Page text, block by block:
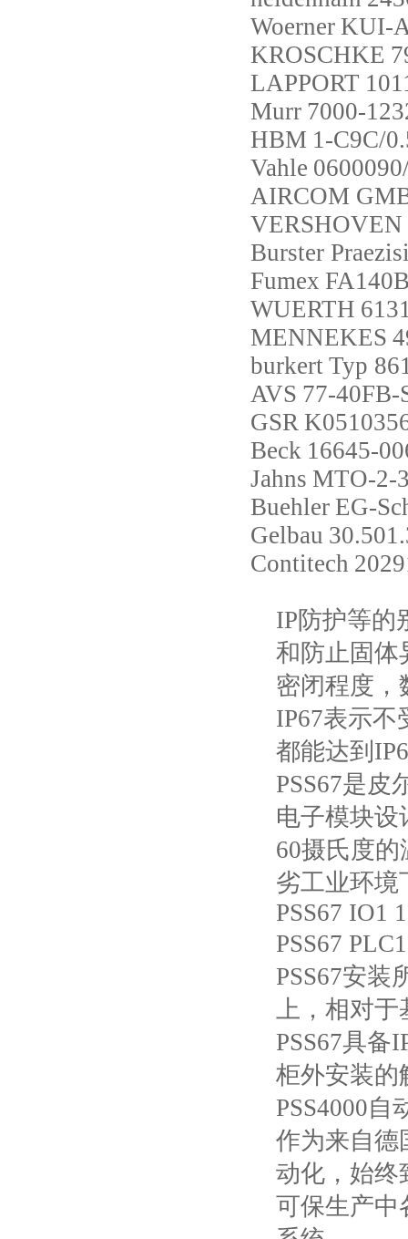
Woerner KUI-
KROSCHKE
LAPPORT
Murr 7000-
HBM 1-C9C/
Vahle
AIRCOM
VERSHOVEN
Burster
Fumex
WUERTH
MENNEKES
burkert Typ
AVS 77-40FB-
GSR
Beck 16645-
Jahns MTO-2-
Buehler EG-
Gelbau
Contitech
IP防护等的
和防止固体
密闭程度，
IP67表示
都能达到
PSS67是皮
电子模块设
60摄氏度
劣工业环境
PSS67 IO1
PSS67
PSS67安装
上，相对于
PSS67具备
柜外安装的
PSS4000
作为来自德
动化，始终
可保生产中